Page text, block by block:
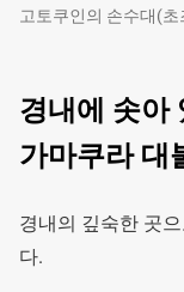
고토쿠인의 손수대(
경내에 솟아
가마쿠라 대
경내의 깊숙한 곳
다.